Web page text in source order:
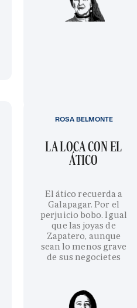
LA LOCA CON EL
ÁTICO
El ático recuerda a
Galapagar. Por el
perjuicio bobo. Igual
que las joyas de
Zapatero, aunque
sean lo menos grave
de sus negocietes
ROSA BELMONTE